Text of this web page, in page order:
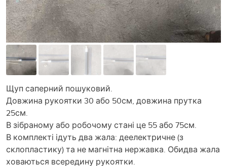
Щуп саперний пошуковий.
Довжина рукоятки 30 або 50см, довжина прутка
25см.
В зібраному або робочому стані це 55 або 75см.
В комплекті ідуть два жала: деелектричне (з
склопластику) та не магнітна нержавка. Обидва жала
ховаються всередину рукоятки.